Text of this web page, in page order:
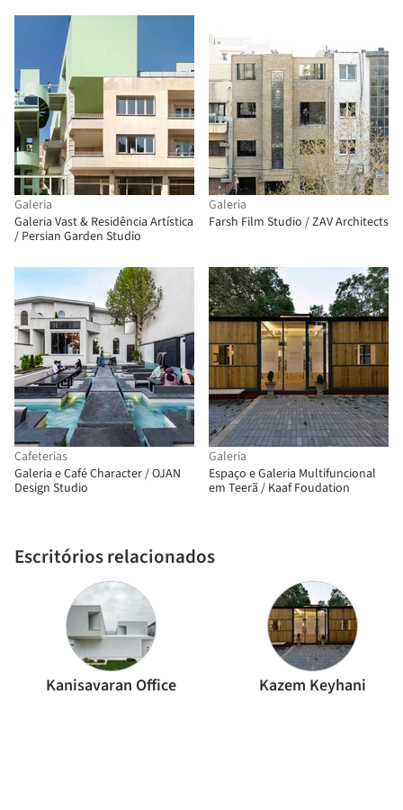
Galeria
Galeria Vast & Residência Artística
/ Persian Garden Studio
Galeria
Farsh Film Studio / ZAV Architects
Cafeterias
Galeria e Café Character / OJAN
Design Studio
Galeria
Espaço e Galeria Multifuncional
em Teerã / Kaaf Foudation
Escritórios relacionados
Kanisavaran Office Kazem Keyhani